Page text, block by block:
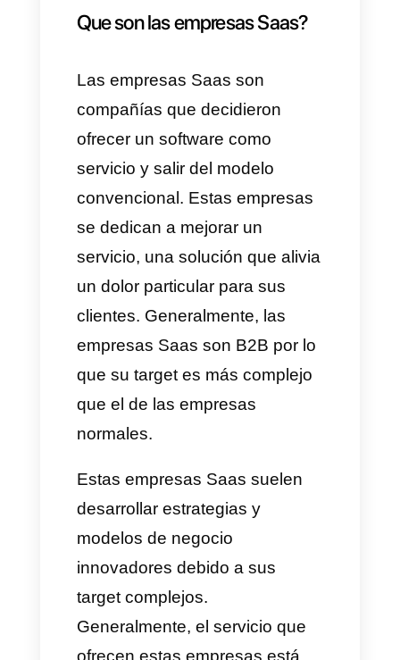
ventajas deimplementar SaaS
a) Rápida implementación:
solo se necesita acceder
mediante la nube, no hay
instalación.
b) Seguridad:se registran
menos pérdidas de datos que
en locales físicos.
c) Menos costos:
necesita tanta mano de obra y,
por lo tanto, los costos son
menores.
En resumen, las ventas Saas
son las estrategias que utilizan